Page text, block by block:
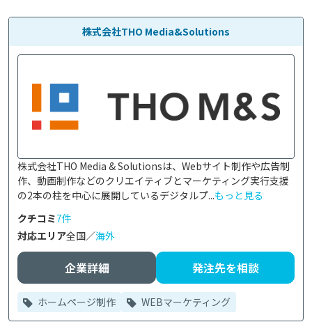
株式会社THO Media&Solutions
株式会社THO Media & Solutionsは、Webサイト制作や広告制
作、動画制作などのクリエイティブとマーケティング実行支援
の2本の柱を中心に展開しているデジタルプ...もっと見る
クチコミ7件
対応エリア全国／海外
企業詳細 発注先を相談
ホームページ制作 WEBマーケティング